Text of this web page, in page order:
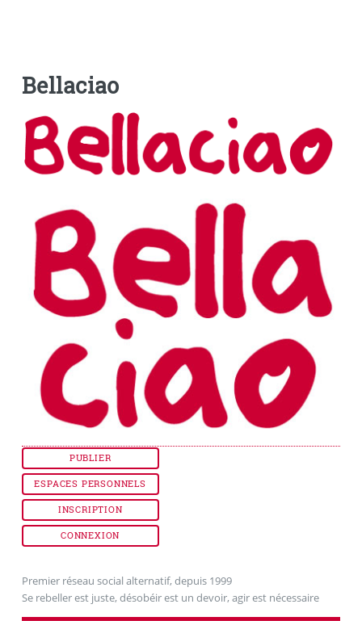
Bellaciao
PUBLIER
ESPACES PERSONNELS
INSCRIPTION
CONNEXION
Premier réseau social alternatif, depuis 1999
Se rebeller est juste, désobéir est un devoir, agir est nécessaire